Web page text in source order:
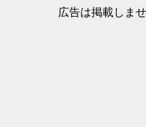
広告は掲載しま